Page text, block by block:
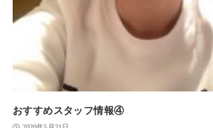
おすすめスタッフ情報④